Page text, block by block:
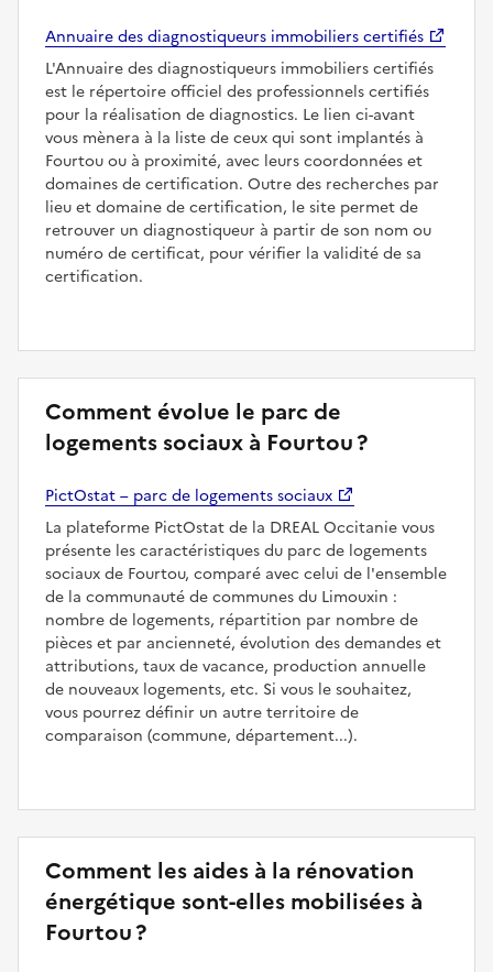
Annuaire des diagnostiqueurs immobiliers certifiés
L'Annuaire des diagnostiqueurs immobiliers certifiés
est le répertoire officiel des professionnels certifiés
pour la réalisation de diagnostics. Le lien ci-avant
vous mènera à la liste de ceux qui sont implantés à
Fourtou ou à proximité, avec leurs coordonnées et
domaines de certification. Outre des recherches par
lieu et domaine de certification, le site permet de
retrouver un diagnostiqueur à partir de son nom ou
numéro de certificat, pour vérifier la validité de sa
certification.
Comment évolue le parc de
logements sociaux à Fourtou ?
PictOstat – parc de logements sociaux
La plateforme PictOstat de la DREAL Occitanie vous
présente les caractéristiques du parc de logements
sociaux de Fourtou, comparé avec celui de l'ensemble
de la communauté de communes du Limouxin :
nombre de logements, répartition par nombre de
pièces et par ancienneté, évolution des demandes et
attributions, taux de vacance, production annuelle
de nouveaux logements, etc. Si vous le souhaitez,
vous pourrez définir un autre territoire de
comparaison (commune, département...).
Comment les aides à la rénovation
énergétique sont-elles mobilisées à
Fourtou ?